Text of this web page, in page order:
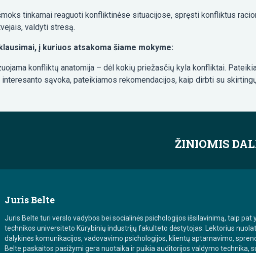
tinkamai reaguoti konfliktinėse situacijose, spręsti konfliktus
valdyti stresą.
į kuriuos atsakoma šiame mokyme:
konfliktų anatomija – dėl kokių priežasčių kyla konfliktai.
interesanto sąvoka, pateikiamos rekomendacijos, kaip dirbti su
ŽINIOMIS
Juris Belte
Juris Belte turi verslo vadybos bei socialinės psichologijos išsilavinimą, taip
technikos universiteto Kūrybinių industrijų fakulteto dėstytojas. Lektorius
dalykinės komunikacijos, vadovavimo psichologijos, klientų aptarnavimo,
Belte paskaitos pasižymi gera nuotaika ir puikia auditorijos valdymo technika,